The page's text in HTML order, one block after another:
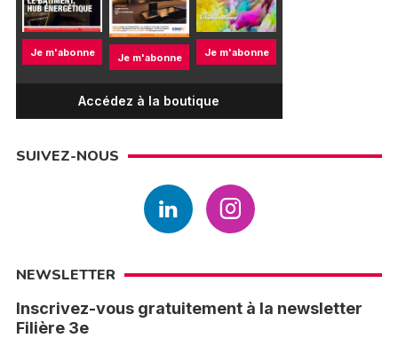
Je m'abonne Je m'abonne Je m'abonne
Accédez à la boutique
SUIVEZ-NOUS
NEWSLETTER
Inscrivez-vous gratuitement à la newsletter
Filière 3e